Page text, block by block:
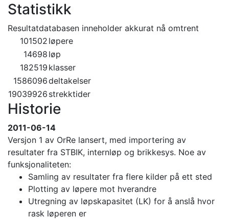
Statistikk
Resultatdatabasen inneholder akkurat nå omtrent
101502 løpere
14698 løp
182519 klasser
1586096deltakelser
19039926 strekktider
Historie
2011-06-14
Versjon 1 av OrRe lansert, med importering av
resultater fra STBIK, internløp og brikkesys. Noe av
funksjonaliteten:
Samling av resultater fra flere kilder på ett sted
Plotting av løpere mot hverandre
Utregning av løpskapasitet (LK) for å anslå hvor
rask løperen er